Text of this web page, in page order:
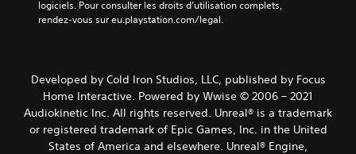
logiciels. Pour consulter les droits d’utilisation complets,
rendez-vous sur eu.playstation.com/legal.
Developed by Cold Iron Studios, LLC, published by Focus
Home Interactive. Powered by Wwise © 2006 – 2021
Audiokinetic Inc. All rights reserved. Unreal® is a trademark
or registered trademark of Epic Games, Inc. in the United
States of America and elsewhere. Unreal® Engine,